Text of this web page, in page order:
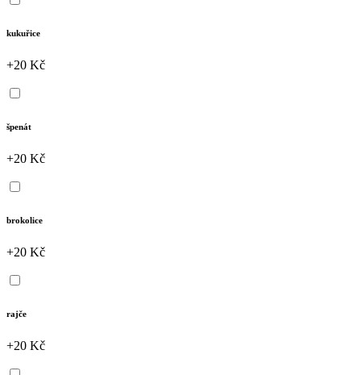
kukuřice
+20 Kč
špenát
+20 Kč
brokolice
+20 Kč
rajče
+20 Kč